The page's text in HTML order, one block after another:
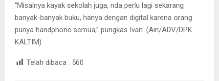
“Misalnya kayak sekolah juga, nda perlu lagi sekarang
banyak-banyak buku, hanya dengan digital karena orang
punya handphone semua,” pungkas Ivan. (Ain/ADV/DPK
KALTIM)
Telah dibaca : 560